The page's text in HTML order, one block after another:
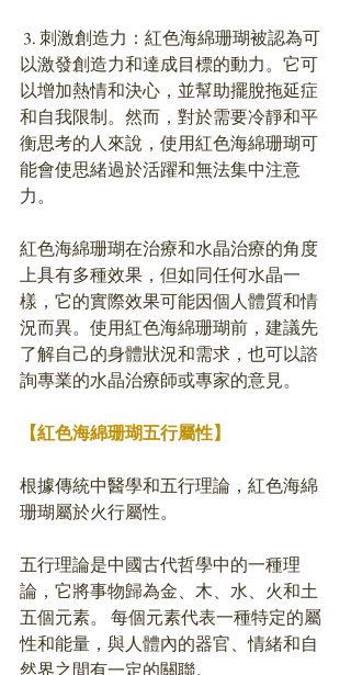
以激發創造力和達成目標的動力。它可
以增加熱情和決心，並幫助擺脫拖延症
和自我限制。然而，對於需要冷靜和平
衡思考的人來說，使用紅色海綿珊瑚可
能會使思緒過於活躍和無法集中注意
力。
紅色海綿珊瑚在治療和水晶治療的角度
上具有多種效果，但如同任何水晶一
樣，它的實際效果可能因個人體質和情
況而異。使用紅色海綿珊瑚前，建議先
了解自己的身體狀況和需求，也可以諮
詢專業的水晶治療師或專家的意見。
【紅色海綿珊瑚五行屬性】
根據傳統中醫學和五行理論，紅色海綿
珊瑚屬於火行屬性。
五行理論是中國古代哲學中的一種理
論，它將事物歸為金、木、水、火和土
五個元素。 每個元素代表一種特定的屬
性和能量，與人體內的器官、情緒和自
然界之間有一定的關聯。